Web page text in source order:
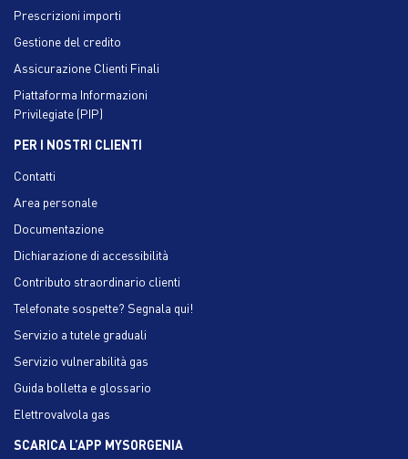
Prescrizioni importi
Gestione del credito
Assicurazione Clienti Finali
Piattaforma Informazioni
Privilegiate (PIP)
PER I NOSTRI CLIENTI
Contatti
Area personale
Documentazione
Dichiarazione di accessibilità
Contributo straordinario clienti
Telefonate sospette? Segnala qui!
Servizio a tutele graduali
Servizio vulnerabilità gas
Guida bolletta e glossario
Elettrovalvola gas
SCARICA L’APP MYSORGENIA